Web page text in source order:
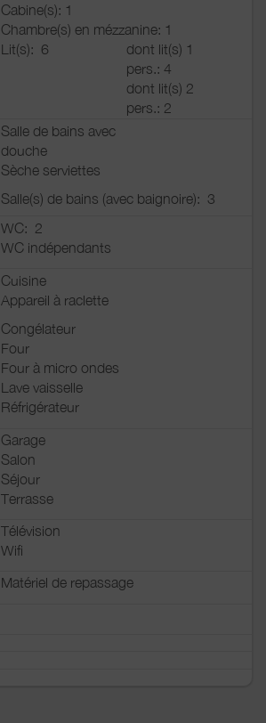
Cabine(s): 1
Chambre(s) en mézzanine: 1
Lit(s): 6
dont lit(s) 1
pers.: 4
dont lit(s) 2
pers.: 2
Salle de bains avec
douche
Sèche serviettes
Salle(s) de bains (avec baignoire): 3
WC: 2
WC indépendants
Cuisine
Appareil à raclette
Congélateur
Four
Four à micro ondes
Lave vaisselle
Réfrigérateur
Garage
Salon
Séjour
Terrasse
Télévision
Wifi
Matériel de repassage